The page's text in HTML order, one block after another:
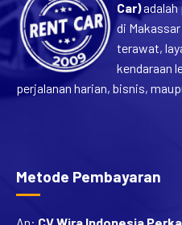
di
terawat,
kendaraan
perjalanan harian, bisnis,
Metode Pembayaran
An:
CV Wira Indonesia